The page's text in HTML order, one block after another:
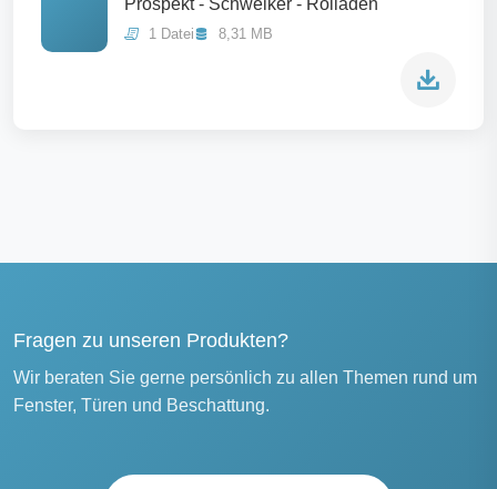
1 Datei 8,31 MB
Fragen zu unseren Produkten?
Wir beraten Sie gerne persönlich zu allen Themen rund um
Fenster, Türen und Beschattung.